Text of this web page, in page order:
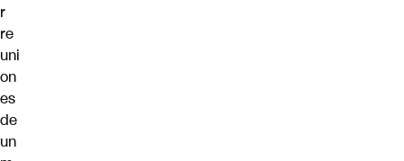
r
re
uni
on
es
de
un